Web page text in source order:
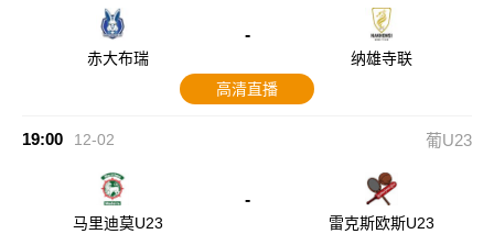
赤大布瑞
-
纳雄寺联
高清直播
19:00 12-02 葡U23
马里迪莫U23
-
雷克斯欧斯U23